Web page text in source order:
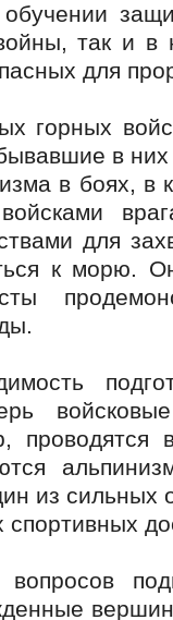
так и в
для
горных
в
в боях, в
для
к морю.
проводятся
из сильных
спортивных